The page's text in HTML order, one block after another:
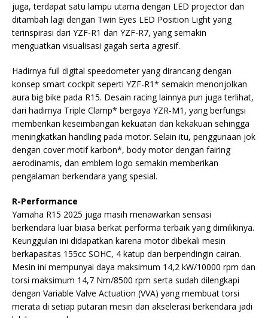
juga, terdapat satu lampu utama dengan LED projector dan
ditambah lagi dengan Twin Eyes LED Position Light yang
terinspirasi dari YZF-R1 dan YZF-R7, yang semakin
menguatkan visualisasi gagah serta agresif.
Hadirnya full digital speedometer yang dirancang dengan
konsep smart cockpit seperti YZF-R1* semakin menonjolkan
aura big bike pada R15. Desain racing lainnya pun juga terlihat,
dari hadirnya Triple Clamp* bergaya YZR-M1, yang berfungsi
memberikan keseimbangan kekuatan dan kekakuan sehingga
meningkatkan handling pada motor. Selain itu, penggunaan jok
dengan cover motif karbon*, body motor dengan fairing
aerodinamis, dan emblem logo semakin memberikan
pengalaman berkendara yang spesial.
R-Performance
Yamaha R15 2025 juga masih menawarkan sensasi
berkendara luar biasa berkat performa terbaik yang dimilikinya.
Keunggulan ini didapatkan karena motor dibekali mesin
berkapasitas 155cc SOHC, 4 katup dan berpendingin cairan.
Mesin ini mempunyai daya maksimum 14,2 kW/10000 rpm dan
torsi maksimum 14,7 Nm/8500 rpm serta sudah dilengkapi
dengan Variable Valve Actuation (VVA) yang membuat torsi
merata di setiap putaran mesin dan akselerasi berkendara jadi